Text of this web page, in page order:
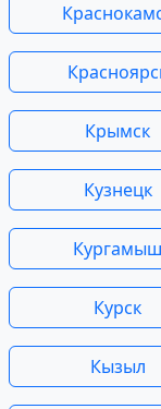
Крымск
Кузнецк
Кургамыш
Курск
Кызыл